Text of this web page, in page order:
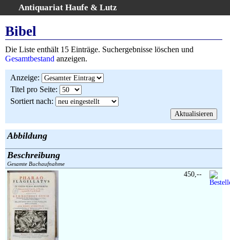
Antiquariat Haufe & Lutz
Home
Gesamtbestand
Kategorien
Schlagwörter
Suchergebnisse
AGB
Widerruf
Über uns
Aktuelle Kataloge
Kontakt
Ankauf
Links
Impressum
Bibel
Die Liste enthält 15 Einträge. Suchergebnisse löschen und
Gesamtbestand anzeigen.
Anzeige:
Titel pro Seite:
Sortiert nach:
Abbildung
Beschreibung
Gesamte Buchaufnahme
450,--